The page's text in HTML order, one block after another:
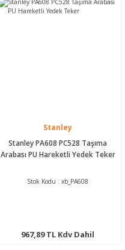
Stanley
Stanley PA608 PC528 Taşıma
Arabası PU Hareketli Yedek Teker
Stok Kodu : xb_PA608
967,89 TL Kdv Dahil